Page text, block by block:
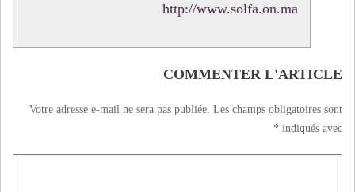
http://www.solfa.on.ma
COMMENTER L'ARTICLE
Votre adresse e-mail ne sera pas publiée. Les champs obligatoires sont
indiqués avec
*